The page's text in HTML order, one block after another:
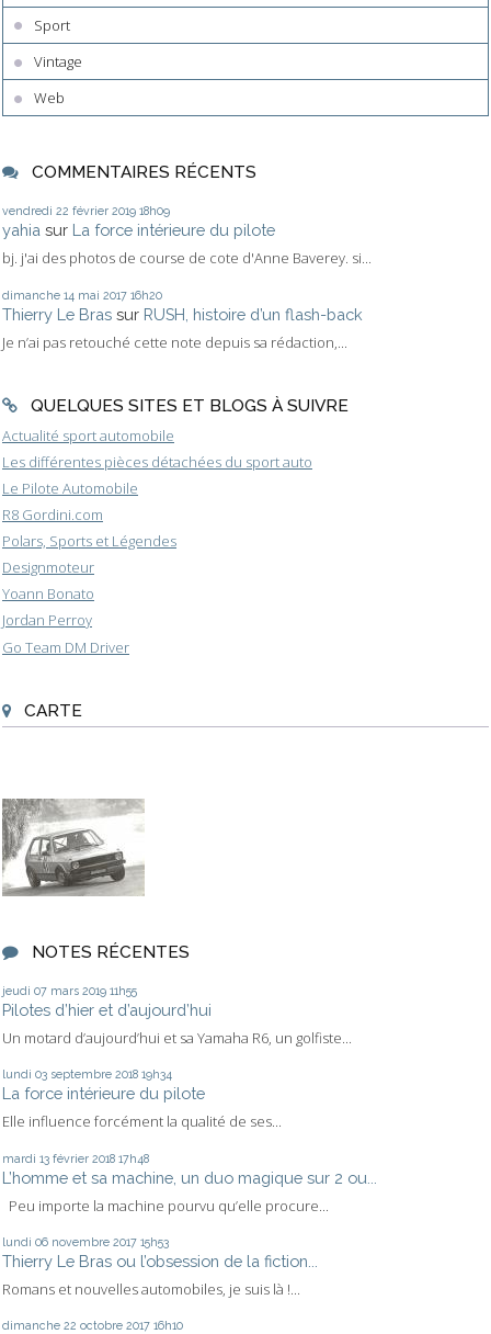
Sport
Vintage
Web
COMMENTAIRES RÉCENTS
vendredi 22 février 2019 18h09
yahia sur La force intérieure du pilote
bj. j'ai des photos de course de cote d'Anne Baverey. si...
dimanche 14 mai 2017 16h20
Thierry Le Bras sur RUSH, histoire d’un flash-back
Je n’ai pas retouché cette note depuis sa rédaction,...
QUELQUES SITES ET BLOGS À SUIVRE
Actualité sport automobile
Les différentes pièces détachées du sport auto
Le Pilote Automobile
R8 Gordini.com
Polars, Sports et Légendes
Designmoteur
Yoann Bonato
Jordan Perroy
Go Team DM Driver
CARTE
NOTES RÉCENTES
jeudi 07 mars 2019 11h55
Pilotes d’hier et d’aujourd’hui
Un motard d’aujourd’hui et sa Yamaha R6, un golfiste...
lundi 03 septembre 2018 19h34
La force intérieure du pilote
Elle influence forcément la qualité de ses...
mardi 13 février 2018 17h48
L’homme et sa machine, un duo magique sur 2 ou...
Peu importe la machine pourvu qu’elle procure...
lundi 06 novembre 2017 15h53
Thierry Le Bras ou l’obsession de la fiction...
Romans et nouvelles automobiles, je suis là !...
dimanche 22 octobre 2017 16h10